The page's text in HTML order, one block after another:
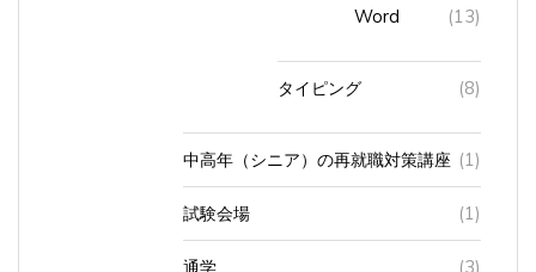
タイピング (8)
中高年（シニア）の再就職対策講座 (1)
試験会場 (1)
通学 (3)